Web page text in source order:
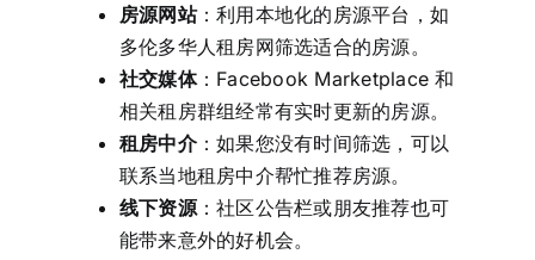
房源网站：利用本地化的房源平台，如
多伦多华人租房网筛选适合的房源。
社交媒体：Facebook Marketplace 和
相关租房群组经常有实时更新的房源。
租房中介：如果您没有时间筛选，可以
联系当地租房中介帮忙推荐房源。
线下资源：社区公告栏或朋友推荐也可
能带来意外的好机会。